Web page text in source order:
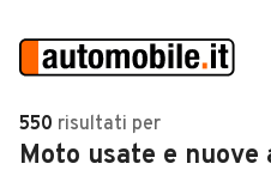
Auto
VENDI
550 risultati per
Moto usate e nuove